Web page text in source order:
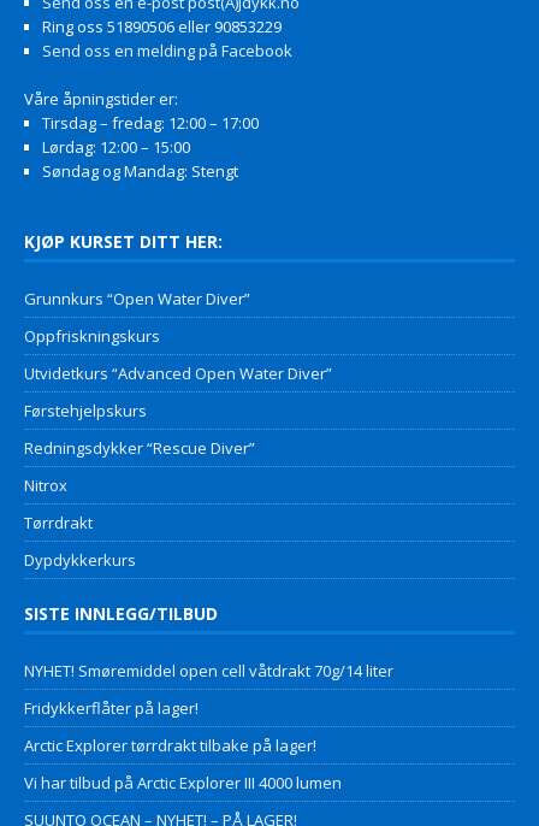
Ring oss 51890506 eller 90853229
Send oss en melding på Facebook
Våre åpningstider er:
Tirsdag – fredag: 12:00 – 17:00
Lørdag: 12:00 – 15:00
Søndag og Mandag: Stengt
KJØP KURSET DITT HER:
Grunnkurs “Open Water Diver”
Oppfriskningskurs
Utvidetkurs “Advanced Open Water Diver”
Førstehjelpskurs
Redningsdykker “Rescue Diver”
Nitrox
Tørrdrakt
Dypdykkerkurs
SISTE INNLEGG/TILBUD
NYHET! Smøremiddel open cell våtdrakt 70g/14 liter
Fridykkerflåter på lager!
Arctic Explorer tørrdrakt tilbake på lager!
Vi har tilbud på Arctic Explorer III 4000 lumen
SUUNTO OCEAN – NYHET! – PÅ LAGER!